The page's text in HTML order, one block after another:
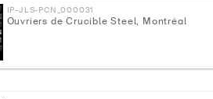
IP-JLS-PCN_000031
Ouvriers de Crucible Steel, Montréal